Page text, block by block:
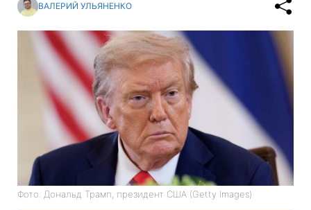
ВАЛЕРИЙ УЛЬЯНЕНКО
Фото: Дональд Трамп, президент США (Getty Images)